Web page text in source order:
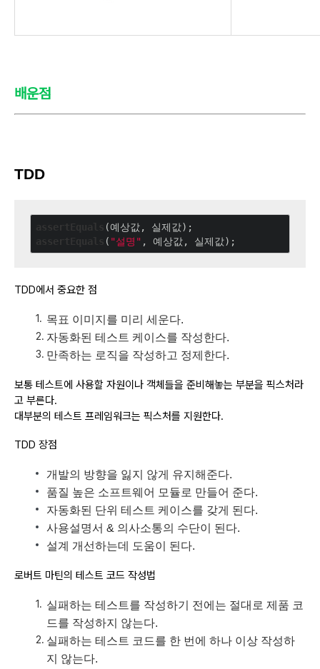
배운점
TDD
( "설명"
TDD에서 중요한 점
목표 이미지를 미리 세운다.
자동화된 테스트 케이스를 작성한다.
만족하는 로직을 작성하고 정제한다.
보통 테스트에 사용할 자원이나 객체들을 준비해놓는 부분을 픽스처라
고 부른다.
대부분의 테스트 프레임워크는 픽스처를 지원한다.
TDD 장점
개발의 방향을 잃지 않게 유지해준다.
품질 높은 소프트웨어 모듈로 만들어 준다.
자동화된 단위 테스트 케이스를 갖게 된다.
사용설명서 & 의사소통의 수단이 된다.
설계 개선하는데 도움이 된다.
로버트 마틴의 테스트 코드 작성법
실패하는 테스트를 작성하기 전에는 절대로 제품 코
드를 작성하지 않는다.
실패하는 테스트 코드를 한 번에 하나 이상 작성하
지 않는다.